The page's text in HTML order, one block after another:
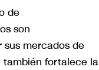
de
son
mercados de
también fortalece la